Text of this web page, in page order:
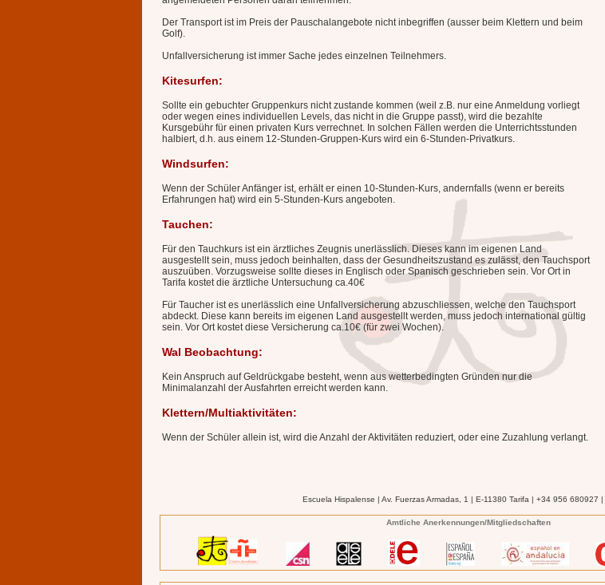
Der Transport ist im Preis der Pauschalangebote nicht inbegriffen (ausser beim Klettern und beim
Golf).
Unfallversicherung ist immer Sache jedes einzelnen Teilnehmers.
Kitesurfen:
Sollte ein gebuchter Gruppenkurs nicht zustande kommen (weil z.B. nur eine Anmeldung vorliegt
oder wegen eines individuellen Levels, das nicht in die Gruppe passt), wird die bezahlte
Kursgebühr für einen privaten Kurs verrechnet. In solchen Fällen werden die Unterrichtsstunden
halbiert, d.h. aus einem 12-Stunden-Gruppen-Kurs wird ein 6-Stunden-Privatkurs.
Windsurfen:
Wenn der Schüler Anfänger ist, erhält er einen 10-Stunden-Kurs, andernfalls (wenn er bereits
Erfahrungen hat) wird ein 5-Stunden-Kurs angeboten.
Tauchen:
Für den Tauchkurs ist ein ärztliches Zeugnis unerlässlich. Dieses kann im eigenen Land
ausgestellt sein, muss jedoch beinhalten, dass der Gesundheitszustand es zulässt, den Tauchsport
auszuüben. Vorzugsweise sollte dieses in Englisch oder Spanisch geschrieben sein. Vor Ort in
Tarifa kostet die ärztliche Untersuchung ca.40€
Für Taucher ist es unerlässlich eine Unfallversicherung abzuschliessen, welche den Tauchsport
abdeckt. Diese kann bereits im eigenen Land ausgestellt werden, muss jedoch international gültig
sein. Vor Ort kostet diese Versicherung ca.10€ (für zwei Wochen).
Wal Beobachtung:
Kein Anspruch auf Geldrückgabe besteht, wenn aus wetterbedingten Gründen nur die
Minimalanzahl der Ausfahrten erreicht werden kann.
Klettern/Multiaktivitäten:
Wenn der Schüler allein ist, wird die Anzahl der Aktivitäten reduziert, oder eine Zuzahlung verlangt.
Escuela Hispalense | Av. Fuerzas Armadas, 1 | E-11380 Tarifa | +34 956 680927 |
Amtliche Anerkennungen/Mitgliedschaften